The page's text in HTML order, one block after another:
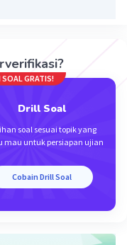
GRATIS!
Drill Soal
soal sesuai topik yang
mau untuk persiapan ujian
Cobain Drill Soal